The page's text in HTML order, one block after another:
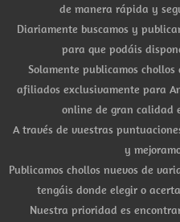
de manera rápida y
Diariamente buscamos y
para que podáis
Solamente publicamos chollos
afiliados exclusivamente para
online de gran calidad
A través de vuestras
y
Publicamos chollos nuevos de
tengáis donde elegir o
Nuestra prioridad es